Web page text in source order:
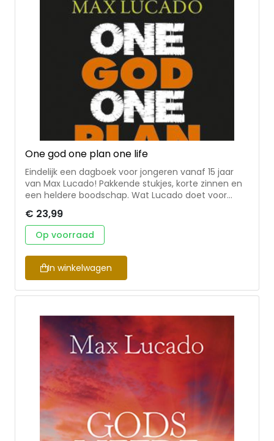
uitgegeven in samenwerking met Christenen voor
One god one plan one life
Eindelijk een dagboek voor jongeren vanaf 15 jaar
van Max Lucado! Pakkende stukjes, korte zinnen en
een heldere boodschap. Wat Lucado doet voor
Het leven voor jongeren is lang niet altijd makkelijk.
Lucado wil hen aansporen om leiding, troost en
bemoediging voor hun leven te zoeken in de Bijbel.
Dat doet hij op aansprekende, laagdrempelige wijze
met overdenkingen over vertrouwen,
gehoorzaamheid maar ook wijsheid, pesten, alcohol
en zelfbeeld. Elke dag is hetzelfde opgebouwd; een
bijbeltekst, een korte inspirerende overdenking die
God voor de lezer heeft. Met handig leeslint. One
God One Plan One Life helpt tieners bij het omgaan
met de verleidingen, stress en keuzes die horen bij
hun levensfase door te focussen op een van de
basisdingen in het leven: hun relatie met God.
Aantrekkelijk uitgevoerd met binnenwerk in 2
kleuren, leeslint en hardcover in handzaam
formaat.
€ 23,99
Op voorraad
In winkelwagen